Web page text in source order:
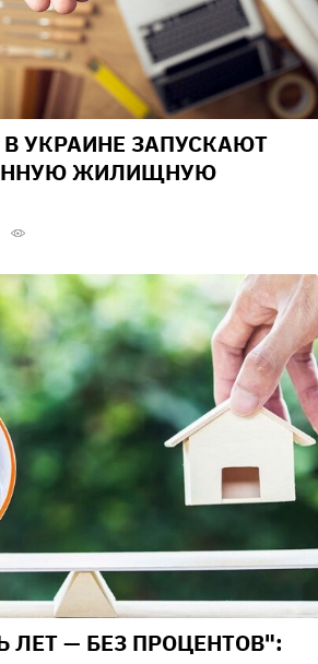
УКРАИНЕ ЗАПУСКАЮТ
ЖИЛИЩНУЮ
ЛЕТ — БЕЗ ПРОЦЕНТОВ":